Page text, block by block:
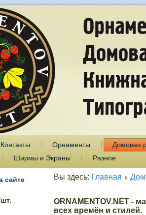
Контакты Орнаменты
Домовая
Ширмы и Экраны Разное
сайте
шт.
Вы здесь: Главная
ORNAMENTOV.NET -
всех времён и стилей.